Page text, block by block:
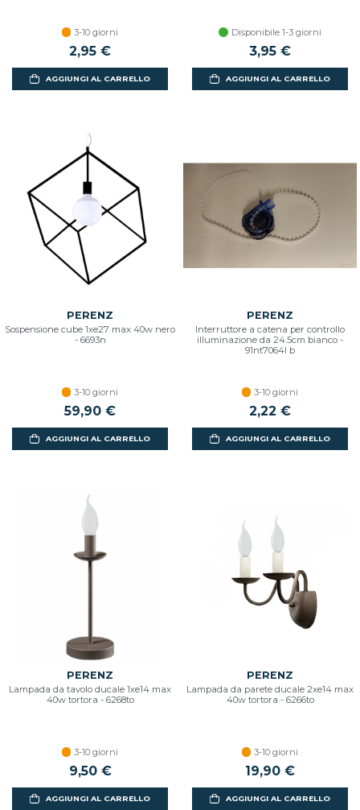
3-10 giorni
2,95 €
AGGIUNGI AL CARRELLO
Disponibile 1-3 giorni
3,95 €
AGGIUNGI AL CARRELLO
PERENZ
Sospensione cube 1xe27 max 40w nero
- 6693n
3-10 giorni
59,90 €
AGGIUNGI AL CARRELLO
PERENZ
Interruttore a catena per controllo
illuminazione da 24.5cm bianco -
91nt7064l b
3-10 giorni
2,22 €
AGGIUNGI AL CARRELLO
PERENZ
Lampada da tavolo ducale 1xe14 max
40w tortora - 6268to
3-10 giorni
9,50 €
AGGIUNGI AL CARRELLO
PERENZ
Lampada da parete ducale 2xe14 max
40w tortora - 6266to
3-10 giorni
19,90 €
AGGIUNGI AL CARRELLO